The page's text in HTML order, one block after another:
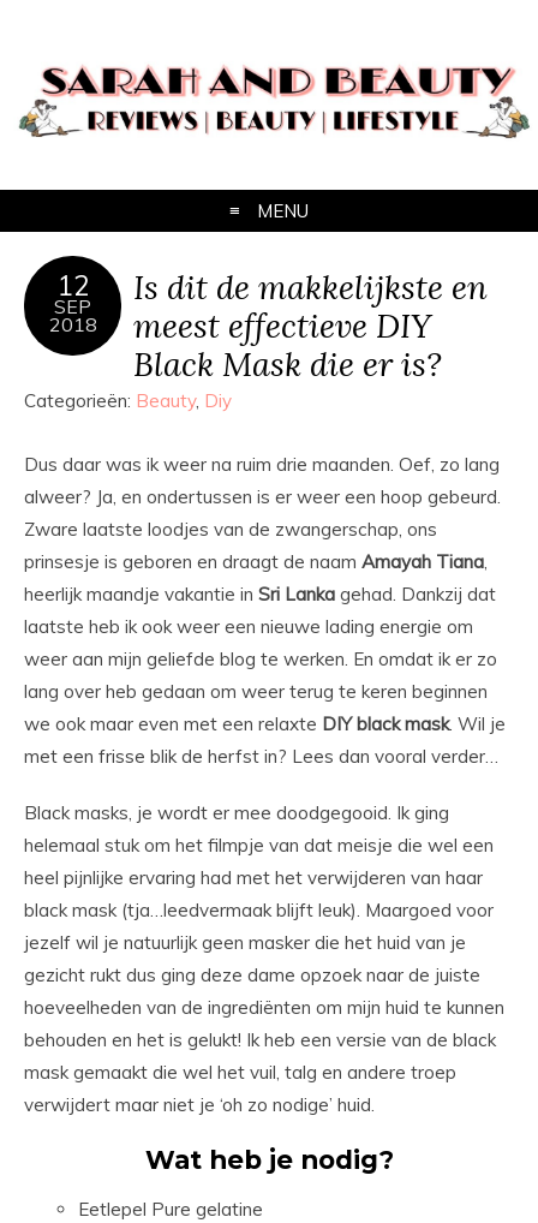
MENU
12
SEP
2018
Is dit de makkelijkste en
meest effectieve DIY
Black Mask die er is?
Categorieën: Beauty, Diy
Dus daar was ik weer na ruim drie maanden. Oef, zo lang
alweer? Ja, en ondertussen is er weer een hoop gebeurd.
Zware laatste loodjes van de zwangerschap, ons
prinsesje is geboren en draagt de naam Amayah Tiana,
heerlijk maandje vakantie in Sri Lanka gehad. Dankzij dat
laatste heb ik ook weer een nieuwe lading energie om
weer aan mijn geliefde blog te werken. En omdat ik er zo
lang over heb gedaan om weer terug te keren beginnen
we ook maar even met een relaxte DIY black mask. Wil je
met een frisse blik de herfst in? Lees dan vooral verder…
Black masks, je wordt er mee doodgegooid. Ik ging
helemaal stuk om het filmpje van dat meisje die wel een
heel pijnlijke ervaring had met het verwijderen van haar
black mask (tja…leedvermaak blijft leuk). Maargoed voor
jezelf wil je natuurlijk geen masker die het huid van je
gezicht rukt dus ging deze dame opzoek naar de juiste
hoeveelheden van de ingrediënten om mijn huid te kunnen
behouden en het is gelukt! Ik heb een versie van de black
mask gemaakt die wel het vuil, talg en andere troep
verwijdert maar niet je ‘oh zo nodige’ huid.
Wat heb je nodig?
Eetlepel Pure gelatine